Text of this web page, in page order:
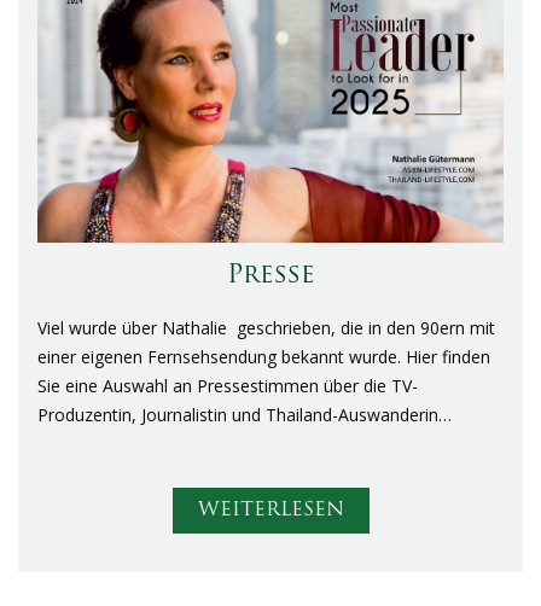
Presse
Viel wurde über Nathalie geschrieben, die in den 90ern mit
einer eigenen Fernsehsendung bekannt wurde. Hier finden
Sie eine Auswahl an Pressestimmen über die TV-
Produzentin, Journalistin und Thailand-Auswanderin…
WEITERLESEN